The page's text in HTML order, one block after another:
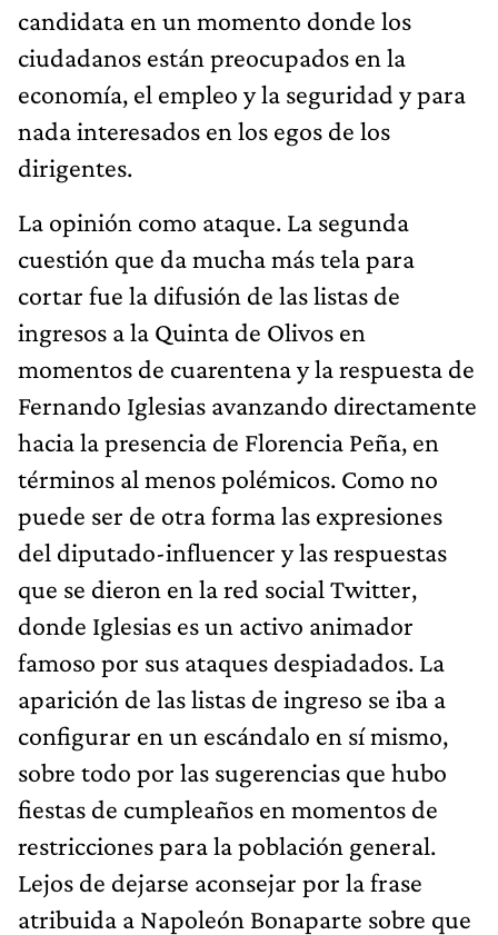
candidata en un momento donde los
ciudadanos están preocupados en la
economía, el empleo y la seguridad y para
nada interesados en los egos de los
dirigentes.
La opinión como ataque. La segunda
cuestión que da mucha más tela para
cortar fue la difusión de las listas de
ingresos a la Quinta de Olivos en
momentos de cuarentena y la respuesta de
Fernando Iglesias avanzando directamente
hacia la presencia de Florencia Peña, en
términos al menos polémicos. Como no
puede ser de otra forma las expresiones
del diputado-influencer y las respuestas
que se dieron en la red social Twitter,
donde Iglesias es un activo animador
famoso por sus ataques despiadados. La
aparición de las listas de ingreso se iba a
configurar en un escándalo en sí mismo,
sobre todo por las sugerencias que hubo
fiestas de cumpleaños en momentos de
restricciones para la población general.
Lejos de dejarse aconsejar por la frase
atribuida a Napoleón Bonaparte sobre que